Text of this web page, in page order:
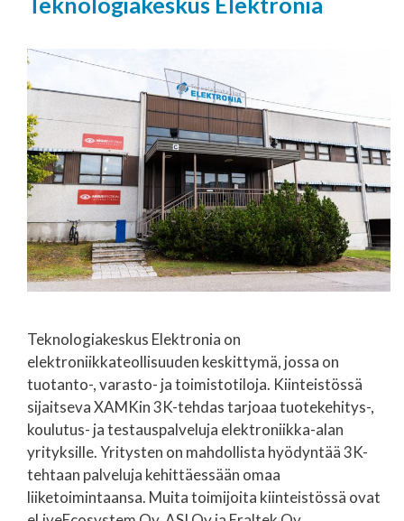
Teknologiakeskus Elektronia on
elektroniikkateollisuuden keskittymä, jossa on
tuotanto-, varasto- ja toimistotiloja. Kiinteistössä
sijaitseva XAMKin 3K-tehdas tarjoaa tuotekehitys-,
koulutus- ja testauspalveluja elektroniikka-alan
yrityksille. Yritysten on mahdollista hyödyntää 3K-
tehtaan palveluja kehittäessään omaa
liiketoimintaansa. Muita toimijoita kiinteistössä ovat